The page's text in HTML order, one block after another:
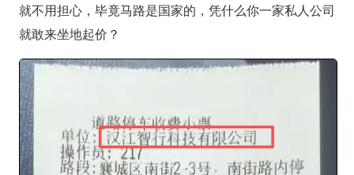
就不用担心，毕竟马路是国家的，凭什么你一家私人公司
就敢来坐地起价？